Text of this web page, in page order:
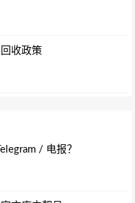
收政策
/ 电报？